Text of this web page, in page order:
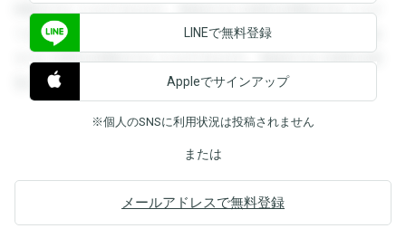
閲覧することができます。登録すると回答を閲覧することが
できます。登録すると回答を閲覧することができます。登録
すると回答を閲覧することができます。登録すると回答を閲
覧することができます。
LINEで無料登録
Appleでサインアップ
※個人のSNSに利用状況は投稿されません
または
メールアドレスで無料登録